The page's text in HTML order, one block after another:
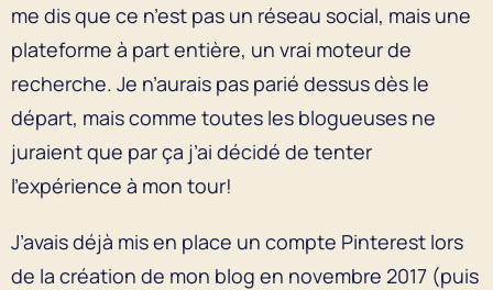
me dis que ce n’est pas un réseau social, mais une
plateforme à part entière, un vrai moteur de
recherche. Je n’aurais pas parié dessus dès le
départ, mais comme toutes les blogueuses ne
juraient que par ça j’ai décidé de tenter
l’expérience à mon tour!
J’avais déjà mis en place un compte Pinterest lors
de la création de mon blog en novembre 2017 (puis